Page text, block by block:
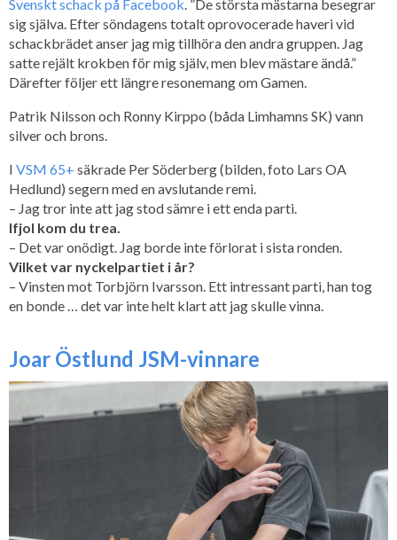
Svenskt schack på Facebook . ”De största mästarna besegrar
sig själva. Efter söndagens totalt oprovocerade haveri vid
schackbrädet anser jag mig tillhöra den andra gruppen. Jag
satte rejält krokben för mig själv, men blev mästare ändå.”
Därefter följer ett längre resonemang om Gamen.
Patrik Nilsson och Ronny Kirppo (båda Limhamns SK) vann
silver och brons.
I VSM 65+ säkrade Per Söderberg (bilden, foto Lars OA
Hedlund) segern med en avslutande remi.
– Jag tror inte att jag stod sämre i ett enda parti.
Ifjol kom du trea.
– Det var onödigt. Jag borde inte förlorat i sista ronden.
Vilket var nyckelpartiet i år?
– Vinsten mot Torbjörn Ivarsson. Ett intressant parti, han tog
en bonde … det var inte helt klart att jag skulle vinna.
Joar Östlund JSM-vinnare